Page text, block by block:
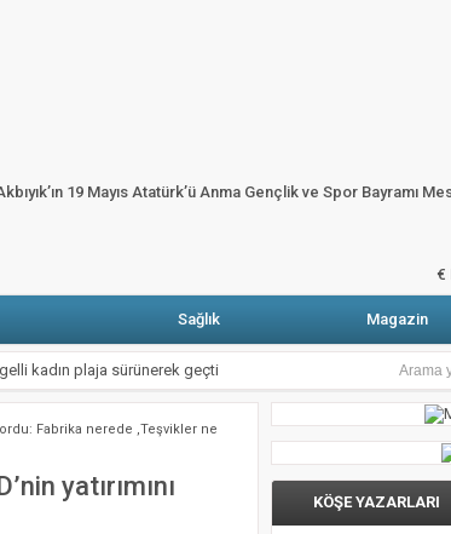
faturasını ödeyemeyen abone sayısı yüzde dört bin arttı
19 Mayıs Atatürk’ü Anma Gençlik ve Spor Bayramı
€
Sağlık Magazin
Fabrika nerede ,Teşvikler ne
yatırımını
KÖŞE YAZARLARI